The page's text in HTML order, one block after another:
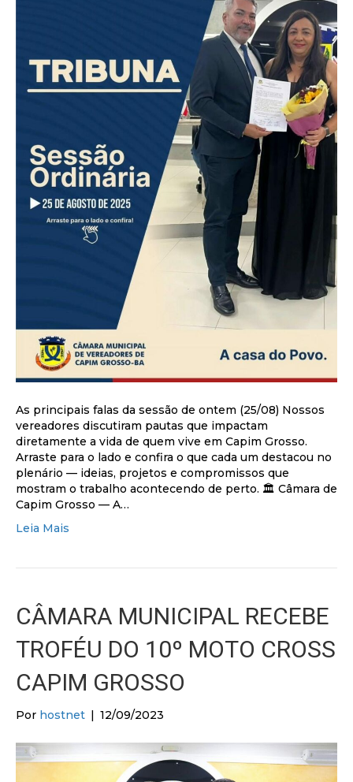
As principais falas da sessão de ontem (25/08) Nossos
vereadores discutiram pautas que impactam
diretamente a vida de quem vive em Capim Grosso.
Arraste para o lado e confira o que cada um destacou no
plenário — ideias, projetos e compromissos que
mostram o trabalho acontecendo de perto. 🏛 Câmara de
Capim Grosso — A…
Leia Mais
CÂMARA MUNICIPAL RECEBE
TROFÉU DO 10º MOTO CROSS
CAPIM GROSSO
Por hostnet | 12/09/2023